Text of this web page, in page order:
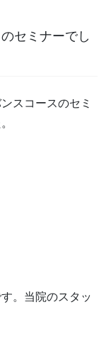
セミナーでし
スコースのセミ
。当院のスタッ